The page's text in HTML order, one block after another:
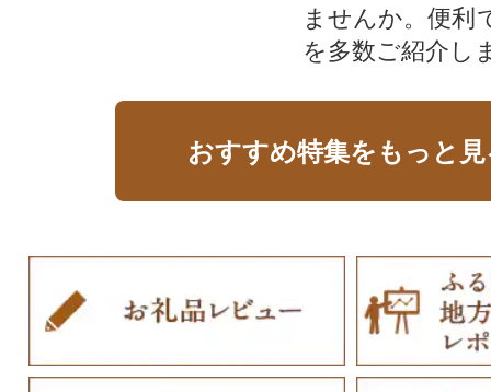
ませんか。便利
を多数ご紹介し
おすすめ特集をもっと